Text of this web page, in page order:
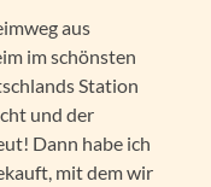
aus
im schönsten
Station
und der
Dann habe ich
mit dem wir